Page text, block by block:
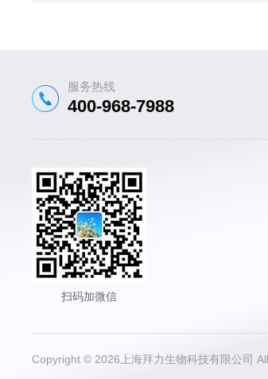
服务热线
400-968-7988
扫码加微信
Copyright © 2026上海拜力生物科技有限公司